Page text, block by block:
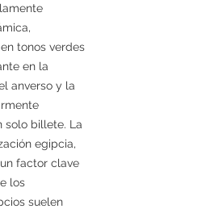
tonos verdes
en la
anverso y la
solo billete. La
egipcia,
factor clave
los
suelen